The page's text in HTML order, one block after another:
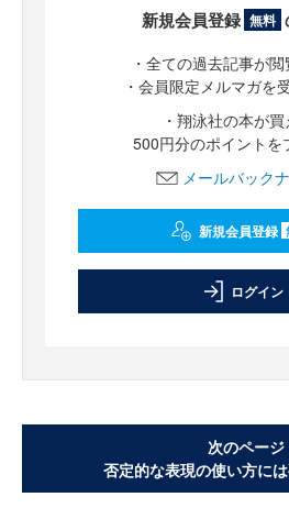
新規会員登録 無料
・全ての過去記事が
・会員限定メルマガを
・翔泳社の本が買
500円分のポイントを
メールバック
新規会員登録
ログイン
次のページ
否定的な表現の使い方に